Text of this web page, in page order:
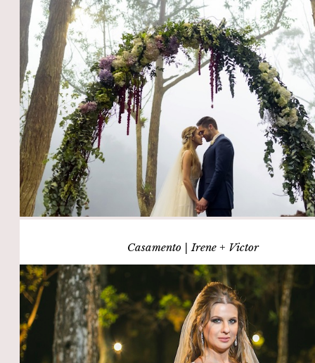
Casamento | Irene + Victor